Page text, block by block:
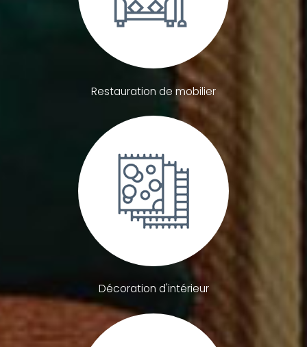
Restauration de mobilier
Décoration d'intérieur